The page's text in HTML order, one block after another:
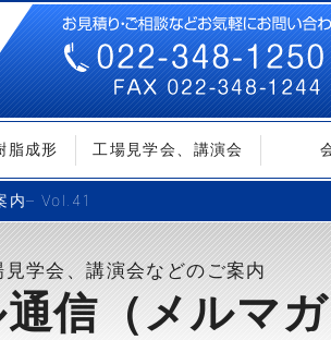
脂成形 工場見学会、講演会
内– Vol.41
学会、講演会などのご案内
信（メルマガ